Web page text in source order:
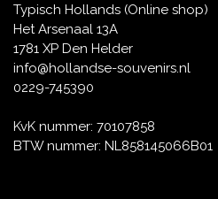
Typisch Hollands (Online shop)
Het Arsenaal 13A
1781 XP Den Helder
info@hollandse-souvenirs.nl
0229-745390
KvK nummer: 70107858
BTW nummer: NL858145066B01